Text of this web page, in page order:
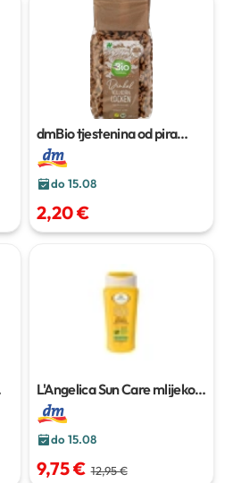
dmBio tjestenina od pira
Spirelli
do 15.08
2,20 €
L'Angelica Sun Care mlijeko
za sunčanje ZF 50
do 15.08
9,75 € 12,95 €